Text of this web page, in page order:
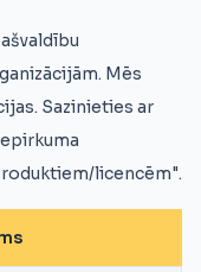
Mēs
Sazinieties ar
licencēm".